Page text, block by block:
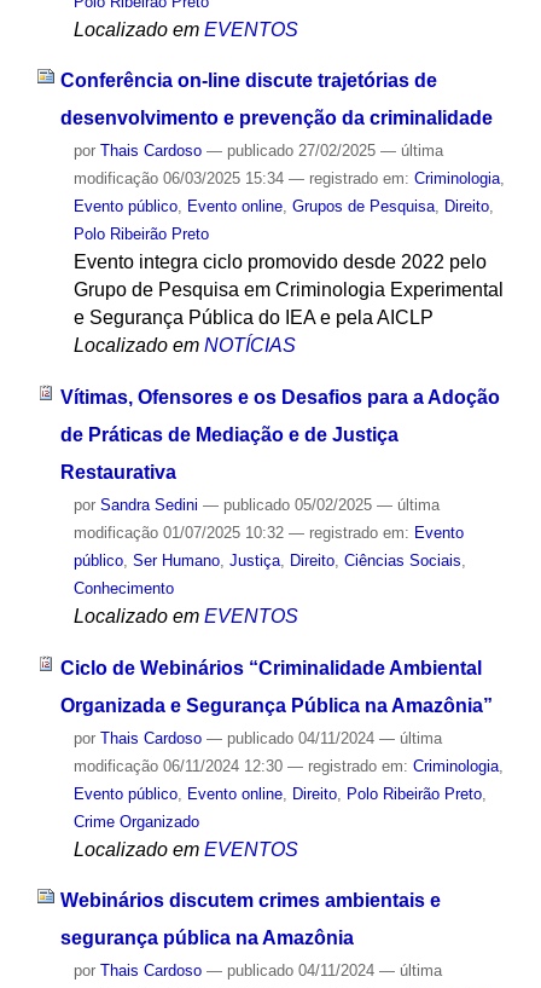
Localizado em EVENTOS
Conferência on-line discute trajetórias de
desenvolvimento e prevenção da criminalidade
por Thais Cardoso — publicado27/02/2025 — última
modificação06/03/2025 15:34 — registrado em: Criminologia,
Evento público, Evento online, Grupos de Pesquisa, Direito,
Polo Ribeirão Preto
Evento integra ciclo promovido desde 2022 pelo
Grupo de Pesquisa em Criminologia Experimental
e Segurança Pública do IEA e pela AICLP
Localizado em NOTÍCIAS
Vítimas, Ofensores e os Desafios para a Adoção
de Práticas de Mediação e de Justiça
Restaurativa
por Sandra Sedini — publicado05/02/2025 — última
modificação01/07/2025 10:32 — registrado em: Evento
público, Ser Humano, Justiça, Direito, Ciências Sociais,
Conhecimento
Localizado em EVENTOS
Ciclo de Webinários “Criminalidade Ambiental
Organizada e Segurança Pública na Amazônia”
por Thais Cardoso — publicado04/11/2024 — última
modificação06/11/2024 12:30 — registrado em: Criminologia,
Evento público, Evento online, Direito, Polo Ribeirão Preto,
Crime Organizado
Localizado em EVENTOS
Webinários discutem crimes ambientais e
segurança pública na Amazônia
por Thais Cardoso — publicado04/11/2024 — última